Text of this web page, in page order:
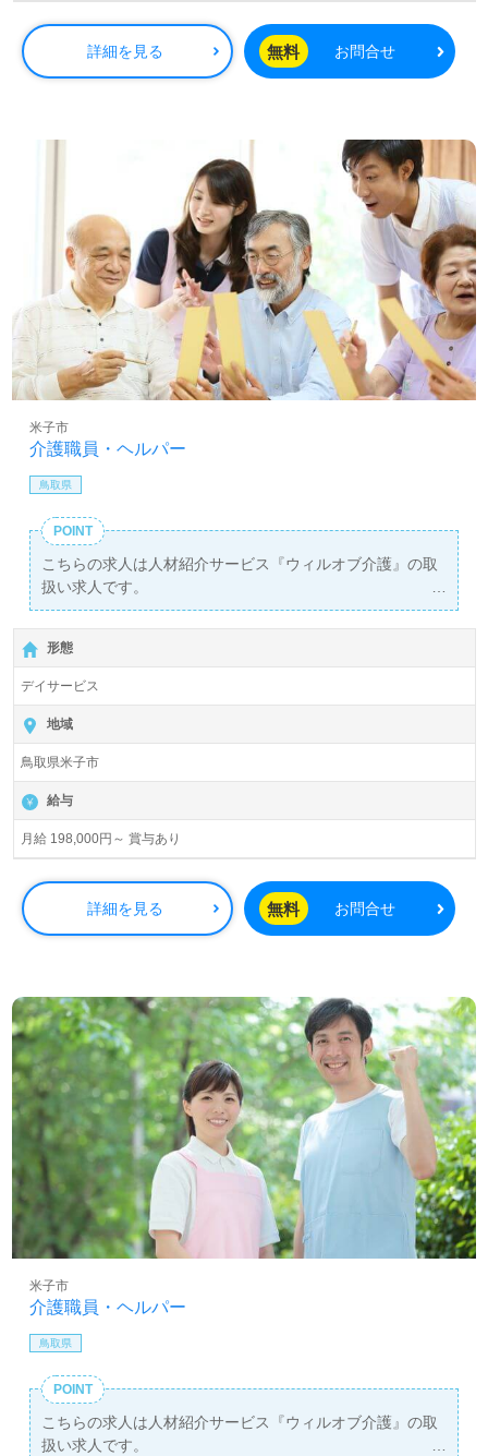
詳細を見る 無料 お問合せ
介護職員・ヘルパー
米子市
鳥取県
POINT
こちらの求人は人材紹介サービス『ウィルオブ介護』の取
扱い求人です。
詳細に関してお気軽にご相談ください♪
【無料】で皆さんの転職活動をサポートいたします。
形態
デイサービス
地域
鳥取県米子市
給与
月給 198,000円～ 賞与あり
詳細を見る 無料 お問合せ
介護職員・ヘルパー
米子市
鳥取県
POINT
こちらの求人は人材紹介サービス『ウィルオブ介護』の取
扱い求人です。